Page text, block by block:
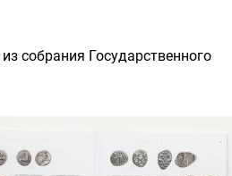
собрания Государственного